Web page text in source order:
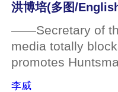
洪博培(多图/
——Secretary of
media totally
promotes
李威